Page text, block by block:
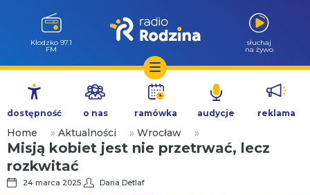
Przejdź
treści
Wołów 99.6
FM
słuchaj
na żywo
dostępność o nas ramówka audycje reklama
Home » Aktualności » Wrocław »
Misją kobiet jest nie przetrwać, lecz
rozkwitać
24 marca 2025 Daria Detlaf